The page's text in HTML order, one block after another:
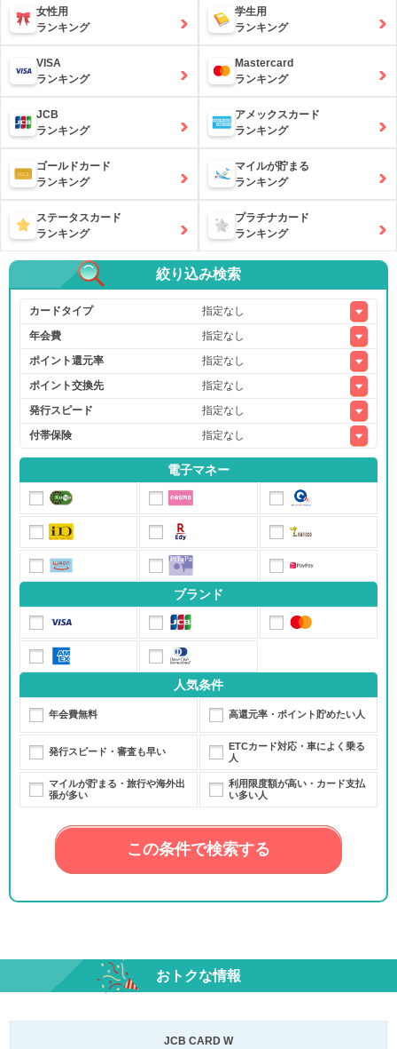
女性用
ランキング
学生用
ランキング
VISA
ランキング
Mastercard
ランキング
JCB
ランキング
アメックスカード
ランキング
ゴールドカード
ランキング
マイルが貯まる
ランキング
ステータスカード
ランキング
プラチナカード
ランキング
絞り込み検索
カードタイプ
年会費
ポイント還元率
ポイント交換先
発行スピード
付帯保険
電子マネー
ブランド
人気条件
年会費無料 高還元率・ポイント貯めたい人
発行スピード・審査も早い
ETCカード対応・車によく乗る
人
マイルが貯まる・旅行や海外出
張が多い
利用限度額が高い・カード支払
い多い人
この条件で検索する
おトクな情報
JCB CARD W